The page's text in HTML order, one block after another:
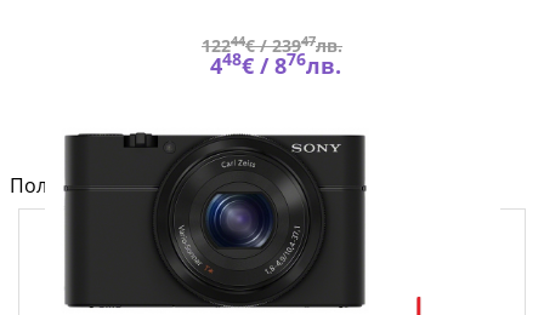
12244€ /23947лв.
448€ /876лв.
Полезно от блога за компютри и лаптопи на Fly.bg